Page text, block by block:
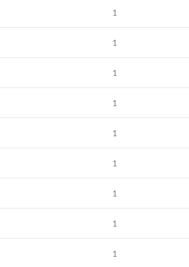
1
1
1
1
1
1
1
1
1